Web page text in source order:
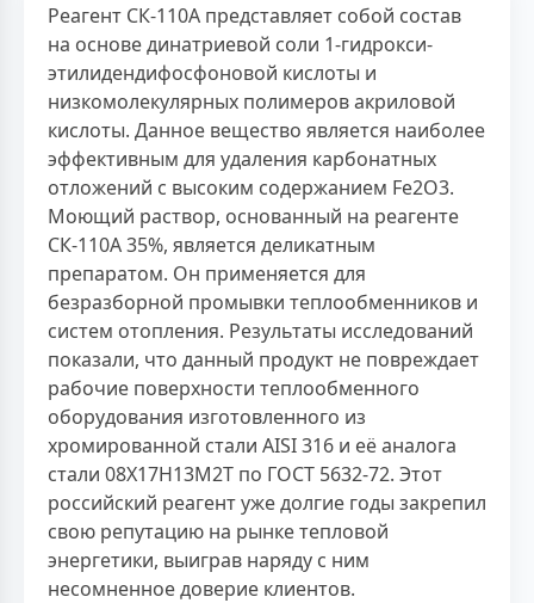
Реагент СК-110А представляет собой состав
на основе динатриевой соли 1-гидрокси-
этилидендифосфоновой кислоты и
низкомолекулярных полимеров акриловой
кислоты. Данное вещество является наиболее
эффективным для удаления карбонатных
отложений с высоким содержанием Fe2O3.
Моющий раствор, основанный на реагенте
СК-110А 35%, является деликатным
препаратом. Он применяется для
безразборной промывки теплообменников и
систем отопления. Результаты исследований
показали, что данный продукт не повреждает
рабочие поверхности теплообменного
оборудования изготовленного из
хромированной стали AISI 316 и её аналога
стали 08X17H13M2T по ГОСТ 5632-72. Этот
российский реагент уже долгие годы закрепил
свою репутацию на рынке тепловой
энергетики, выиграв наряду с ним
несомненное доверие клиентов.